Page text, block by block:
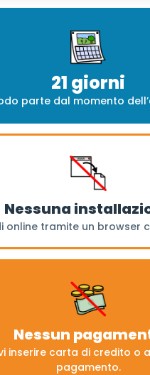
21 giorni
parte dal momento
Nessuna
online tramite un browser
Nessun
inserire carta di credito o
pagamento.